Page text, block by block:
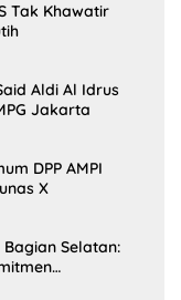
Tak Khawatir
Aldi Al Idrus
Jakarta
DPP AMPI
X
Selatan: